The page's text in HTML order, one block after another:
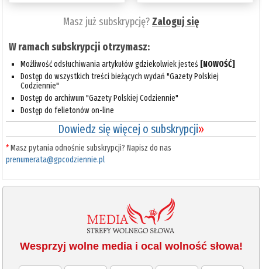
Masz już subskrypcję?Zaloguj się
W ramach subskrypcji otrzymasz:
Możliwość odsłuchiwania artykułów gdziekolwiek jesteś [NOWOŚĆ]
Dostęp do wszystkich treści bieżących wydań "Gazety Polskiej
Codziennie"
Dostęp do archiwum "Gazety Polskiej Codziennie"
Dostęp do felietonów on-line
Dowiedz się więcej o subskrypcji»
*Masz pytania odnośnie subskrypcji? Napisz do nas
prenumerata@gpcodziennie.pl
Wesprzyj wolne media i ocal wolność słowa!